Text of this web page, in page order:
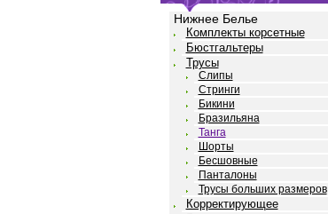
Нижнее Белье
Комплекты корсетные
Бюстгальтеры
Трусы
Слипы
Стринги
Бикини
Бразильяна
Танга
Шорты
Бесшовные
Панталоны
Трусы больших размеров
Корректирующее